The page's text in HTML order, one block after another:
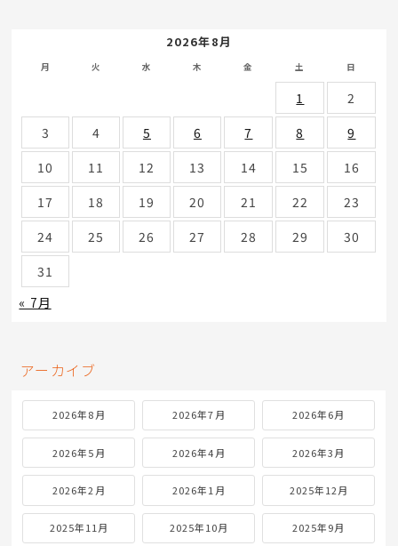
2026年8月
月 火 水 木 金 土 日
1
2
3
4 5 6 7 8
9
10
11 12 13 14 15
16
17
18 19 20 21 22
23
24
25 26 27 28 29
30
31
« 7月
アーカイブ
2026年8月 2026年7月 2026年6月
2026年5月 2026年4月 2026年3月
2026年2月 2026年1月 2025年12月
2025年11月 2025年10月 2025年9月